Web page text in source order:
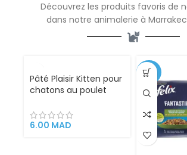
Découvrez les produits favoris de
dans notre animalerie à
Pâté Plaisir Kitten pour
chatons au poulet
pour les chatons en
pleine croissance
6.00 MAD
-35%